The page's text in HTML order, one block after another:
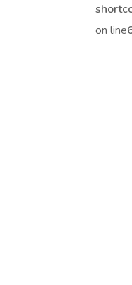
on line